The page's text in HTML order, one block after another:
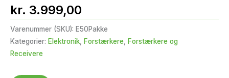
kr. 3.999,00
Varenummer (SKU): E50Pakke
Kategorier: Elektronik Forstærkere
Forstærkere og
Receivere